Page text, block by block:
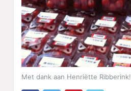
Met dank aan Henriëtte Ribberink!